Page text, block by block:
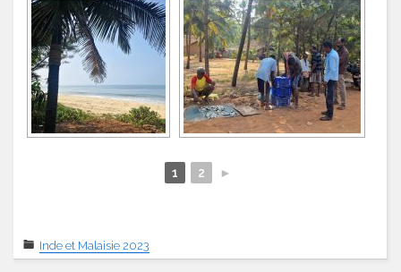
1 2 ►
Inde et Malaisie 2023